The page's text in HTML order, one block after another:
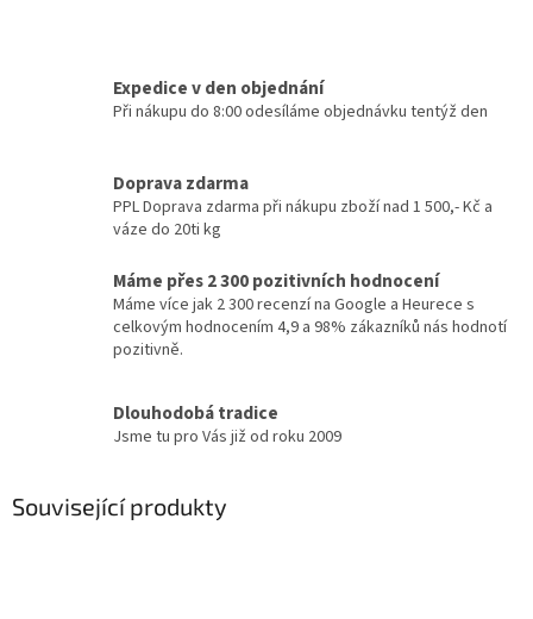
Expedice v den objednání
Při nákupu do 8:00 odesíláme objednávku tentýž den
Doprava zdarma
PPL Doprava zdarma při nákupu zboží nad 1 500,- Kč a
váze do 20ti kg
Máme přes 2 300 pozitivních hodnocení
Máme více jak 2 300 recenzí na Google a Heurece s
celkovým hodnocením 4,9 a 98% zákazníků nás hodnotí
pozitivně.
Dlouhodobá tradice
Jsme tu pro Vás již od roku 2009
Související produkty